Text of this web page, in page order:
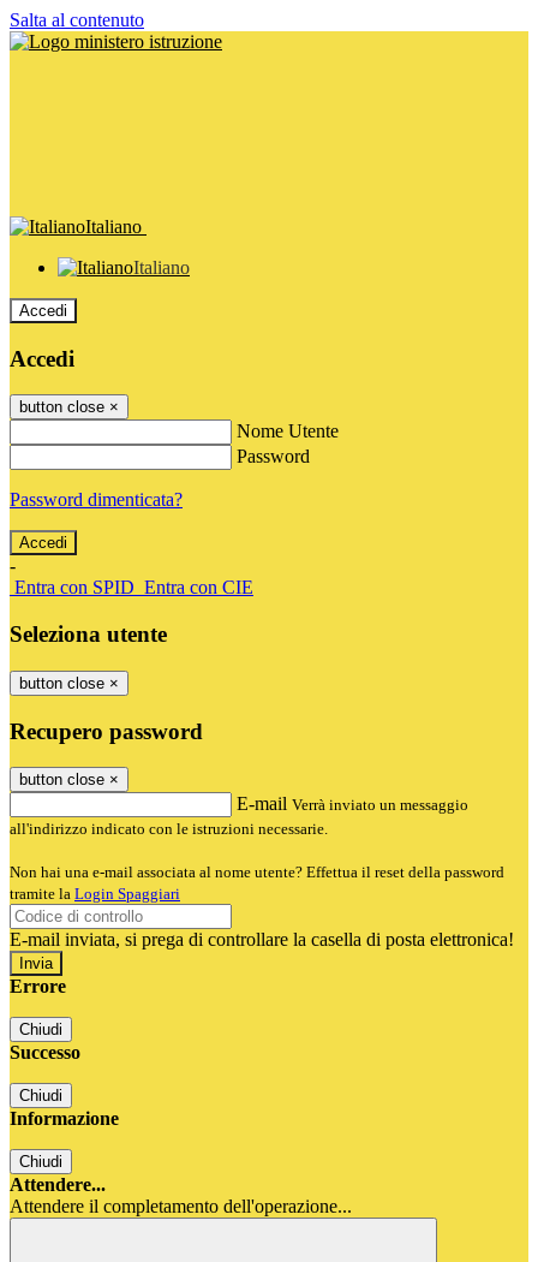
Salta al contenuto
Italiano
Italiano
Accedi
Accedi
button close ×
Nome Utente
Password
Password dimenticata?
-
Entra con SPID Entra con CIE
Seleziona utente
button close ×
Recupero password
button close ×
E-mail Verrà inviato un messaggio
all'indirizzo indicato con le istruzioni necessarie.
Non hai una e-mail associata al nome utente? Effettua il reset della password
tramite la Login Spaggiari
E-mail inviata, si prega di controllare la casella di posta elettronica!
Errore
Chiudi
Successo
Chiudi
Informazione
Chiudi
Attendere...
Attendere il completamento dell'operazione...